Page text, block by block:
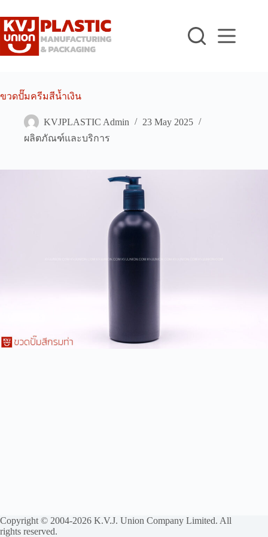
to
content
ขวดปั๊มครีมสีน้ำเงิน
KVJPLASTIC Admin
23 May 2025
ผลิตภัณฑ์และบริการ
Copyright © 2004-2026 K.V.J. Union Company Limited. All
rights reserved.